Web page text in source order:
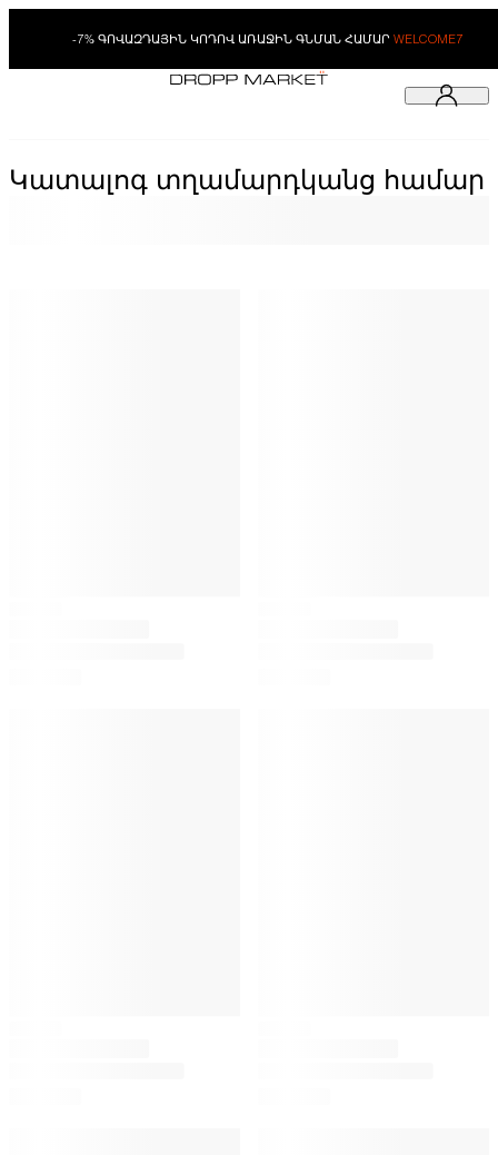
-7% ԳՈՎԱԶԴԱՅԻՆ ԿՈԴՈՎ ԱՌԱՋԻՆ ԳՆՄԱՆ ՀԱՄԱՐ WELCOME7
Կատալոգ տղամարդկանց համար